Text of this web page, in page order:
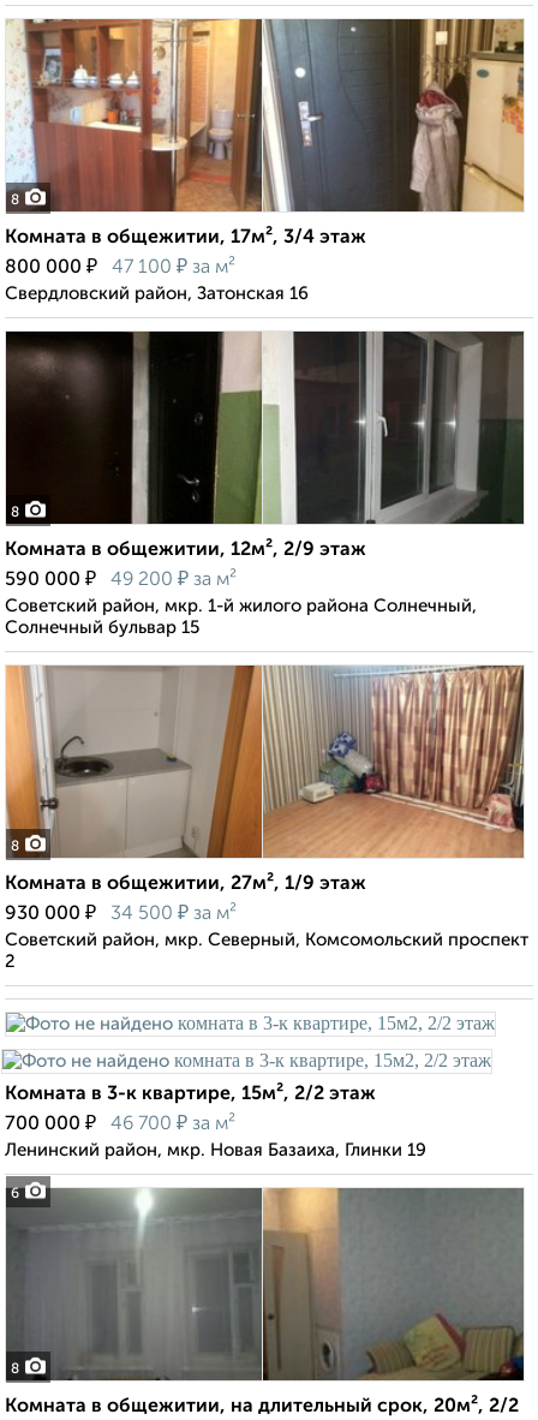
8
Комната в общежитии, 17м², 3/4 этаж
800 000 ₽ 47 100 ₽ за м²
Свердловский район, Затонская 16
8
Комната в общежитии, 12м², 2/9 этаж
590 000 ₽ 49 200 ₽ за м²
Советский район, мкр. 1-й жилого района Солнечный,
Солнечный бульвар 15
8
Комната в общежитии, 27м², 1/9 этаж
930 000 ₽ 34 500 ₽ за м²
Советский район, мкр. Северный, Комсомольский проспект
2
6
Комната в 3-к квартире, 15м², 2/2 этаж
700 000 ₽ 46 700 ₽ за м²
Ленинский район, мкр. Новая Базаиха, Глинки 19
8
Комната в общежитии, на длительный срок, 20м², 2/2